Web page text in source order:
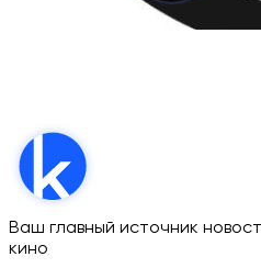
Ваш главный источник
кино